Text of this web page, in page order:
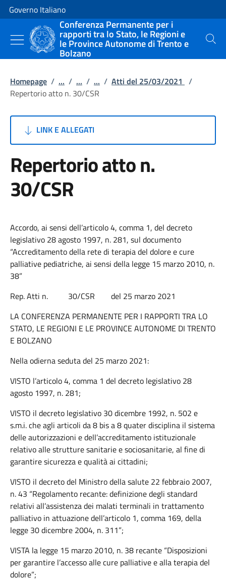
Vai al contenuto
Vai alla navigazione del sito
Governo Italiano
Conferenza Permanente per i
rapporti tra lo Stato, le Regioni e
le Province Autonome di Trento e
Bolzano
Cerca
Homepage / ... / ... / ... / Atti del 25/03/2021 /
Repertorio atto n. 30/CSR
LINK E ALLEGATI
Repertorio atto n.
30/CSR
Accordo, ai sensi dell’articolo 4, comma 1, del decreto
legislativo 28 agosto 1997, n. 281, sul documento
“Accreditamento della rete di terapia del dolore e cure
palliative pediatriche, ai sensi della legge 15 marzo 2010, n.
38”
Rep. Atti n. 30/CSR del 25 marzo 2021
LA CONFERENZA PERMANENTE PER I RAPPORTI TRA LO
STATO, LE REGIONI E LE PROVINCE AUTONOME DI TRENTO
E BOLZANO
Nella odierna seduta del 25 marzo 2021:
VISTO l’articolo 4, comma 1 del decreto legislativo 28
agosto 1997, n. 281;
VISTO il decreto legislativo 30 dicembre 1992, n. 502 e
s.m.i. che agli articoli da 8 bis a 8 quater disciplina il sistema
delle autorizzazioni e dell’accreditamento istituzionale
relativo alle strutture sanitarie e sociosanitarie, al fine di
garantire sicurezza e qualità ai cittadini;
VISTO il decreto del Ministro della salute 22 febbraio 2007,
n. 43 “Regolamento recante: definizione degli standard
relativi all’assistenza dei malati terminali in trattamento
palliativo in attuazione dell’articolo 1, comma 169, della
legge 30 dicembre 2004, n. 311”;
VISTA la legge 15 marzo 2010, n. 38 recante “Disposizioni
per garantire l’accesso alle cure palliative e alla terapia del
dolore”;